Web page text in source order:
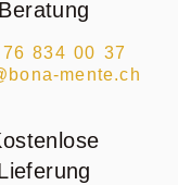
Beratung
834 00 37
mente.ch